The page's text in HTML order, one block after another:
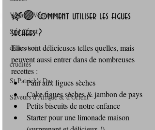
Vegan - Végétarien
Sud Ouest
charcuterie
crudités
St Patrick's Day
Saveurs d'Afrque & d'Orient
🌿🟣 Comment utiliser les figues
séchées ?
Elles sont délicieuses telles quelles, mais
peuvent aussi entrer dans de nombreuses
recettes :
Pain aux figues sèches
Cake figues sèches & jambon de pays
Petits biscuits de notre enfance
Starter pour une limonade maison